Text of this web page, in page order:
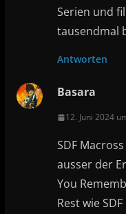
Serien und
tausendmal
Antworten
Basara
12. Juni 2024
SDF
ausser der
You
Rest wie